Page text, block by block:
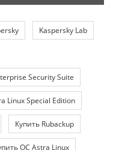
Kaspersky Lab
Security Suite
Linux Special Edition
Купить Rubackup
ОС Astra Linux